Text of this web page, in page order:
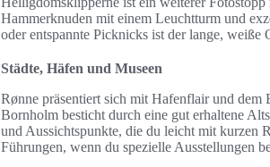
Hammerknuden mit einem Leuchtturm und
oder entspannte Picknicks ist der lange, weiße
Städte, Häfen und Museen
Rønne präsentiert sich mit Hafenflair und dem
Bornholm besticht durch eine gut erhaltene
und Aussichtspunkte, die du leicht mit kurzen
Führungen, wenn du spezielle Ausstellungen